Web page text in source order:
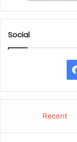
Social
Recent